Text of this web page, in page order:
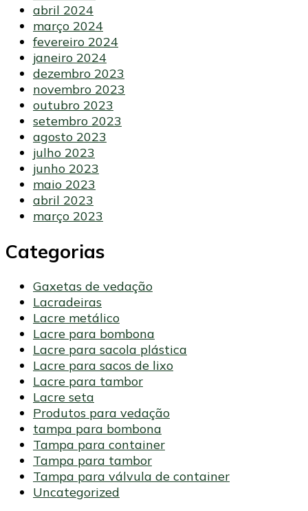
abril 2024
março 2024
fevereiro 2024
janeiro 2024
dezembro 2023
novembro 2023
outubro 2023
setembro 2023
agosto 2023
julho 2023
junho 2023
maio 2023
abril 2023
março 2023
Categorias
Gaxetas de vedação
Lacradeiras
Lacre metálico
Lacre para bombona
Lacre para sacola plástica
Lacre para sacos de lixo
Lacre para tambor
Lacre seta
Produtos para vedação
tampa para bombona
Tampa para container
Tampa para tambor
Tampa para válvula de container
Uncategorized